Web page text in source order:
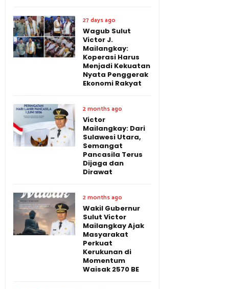
27 days ago
Wagub Sulut
Victor J.
Mailangkay:
Koperasi Harus
Menjadi Kekuatan
Nyata Penggerak
Ekonomi Rakyat
2 months ago
Victor
Mailangkay: Dari
Sulawesi Utara,
Semangat
Pancasila Terus
Dijaga dan
Dirawat
2 months ago
Wakil Gubernur
Sulut Victor
Mailangkay Ajak
Masyarakat
Perkuat
Kerukunan di
Momentum
Waisak 2570 BE